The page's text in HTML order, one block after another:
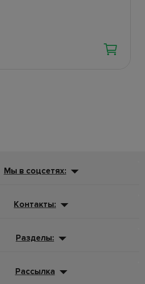
Мы в соцсетях:
Контакты:
Разделы:
Рассылка